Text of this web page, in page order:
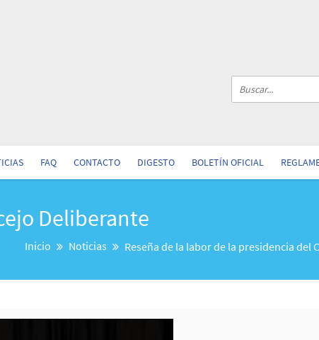
FAQ CONTACTO DIGESTO BOLETÍN OFICIAL
Deliberante
Inicio Noticias Reseña de la labor de la presidencia del